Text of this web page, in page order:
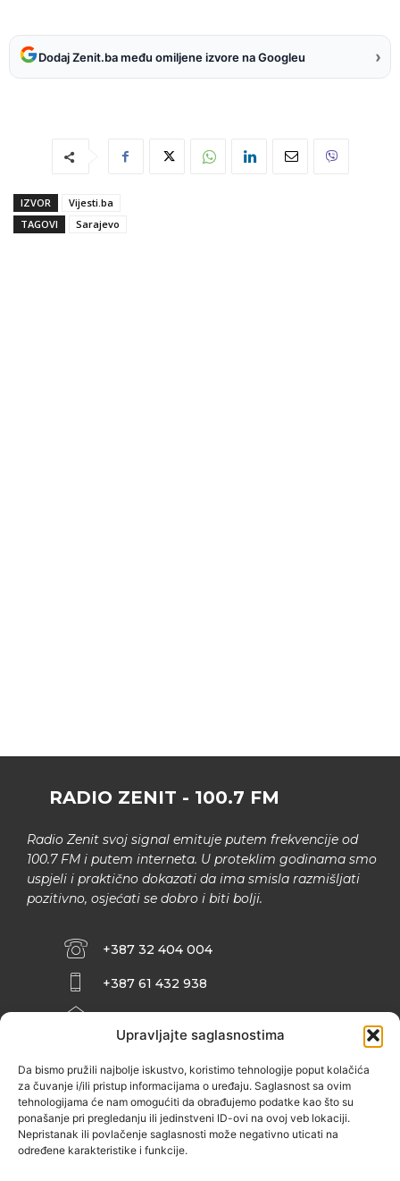
Upravljajte saglasnostima
Da bismo pružili najbolje iskustvo, koristimo tehnologije poput kolačića
za čuvanje i/ili pristup informacijama o uređaju. Saglasnost sa ovim
tehnologijama će nam omogućiti da obrađujemo podatke kao što su
ponašanje pri pregledanju ili jedinstveni ID-ovi na ovoj veb lokaciji.
Nepristanak ili povlačenje saglasnosti može negativno uticati na
određene karakteristike i funkcije.
Dodaj Zenit.ba među omiljene izvore na Googleu ›
IZVOR
Vijesti.ba
TAGOVI
Sarajevo
RADIO ZENIT - 100.7 FM
Radio Zenit svoj signal emituje putem frekvencije od
100.7 FM i putem interneta. U proteklim godinama smo
uspjeli i praktično dokazati da ima smisla razmišljati
pozitivno, osjećati se dobro i biti bolji.
+387 32 404 004
+387 61 432 938
INFO@ZENIT.BA
ZENIČANKA, 3. SPRAT), 72000 ZENICA